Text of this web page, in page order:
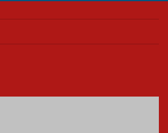
Confira como foi o culto mensal